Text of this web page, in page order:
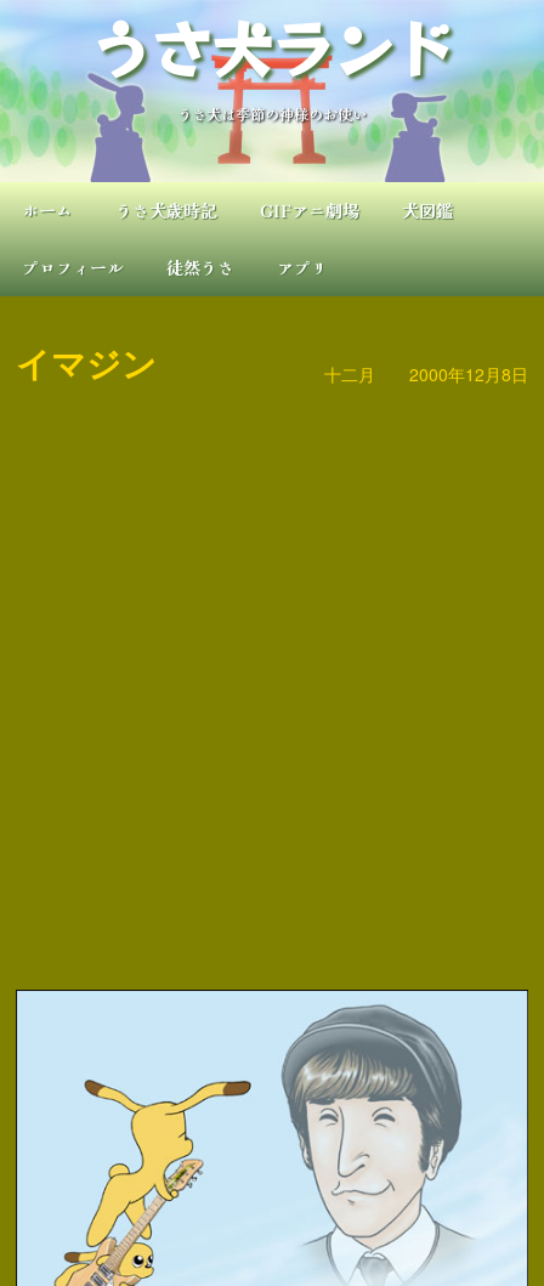
内
容
を
ス
キ
プ
うさ犬ランド
うさ犬は季節の神様のお使い
ホーム うさ犬歳時記 GIFアニ劇場 犬図鑑
プロフィール 徒然うさ アプリ
イマジン 十二月 2000年12月8日